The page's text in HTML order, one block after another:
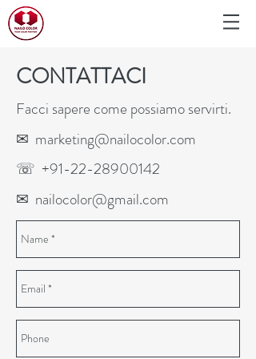
CONTATTACI
Facci sapere come possiamo servirti.
✉ marketing@nailocolor.com
☏ +91-22-28900142
✉ nailocolor@gmail.com